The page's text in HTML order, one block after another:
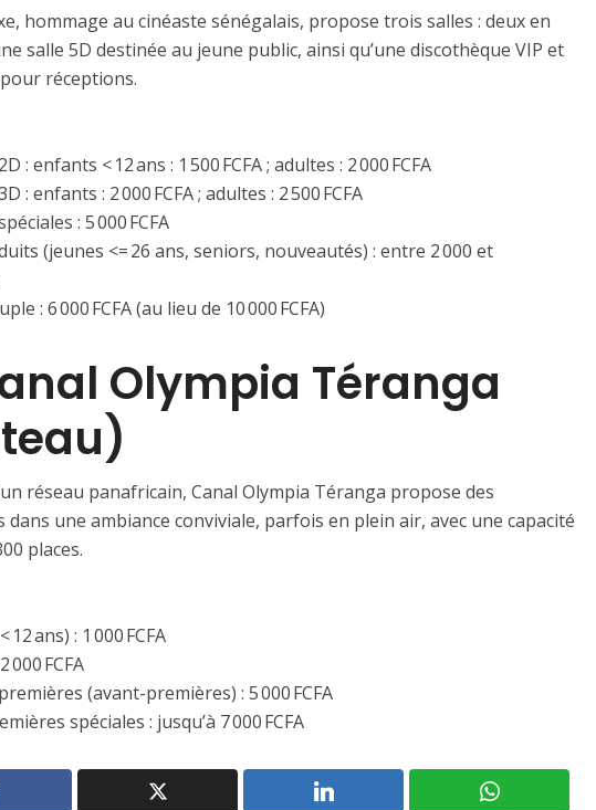
hommage au cinéaste sénégalais, propose trois salles : deux en
salle 5D destinée au jeune public, ainsi qu’une discothèque VIP et
réceptions.
: enfants < 12 ans : 1 500 FCFA ; adultes : 2 000 FCFA
: enfants : 2 000 FCFA ; adultes : 2 500 FCFA
: 5 000 FCFA
(jeunes <= 26 ans, seniors, nouveautés) : entre 2 000 et
: 6 000 FCFA (au lieu de 10 000 FCFA)
Olympia Téranga
réseau panafricain, Canal Olympia Téranga propose des
dans une ambiance conviviale, parfois en plein air, avec une capacité
places.
12 ans) : 1 000 FCFA
000 FCFA
(avant-premières) : 5 000 FCFA
spéciales : jusqu’à 7 000 FCFA